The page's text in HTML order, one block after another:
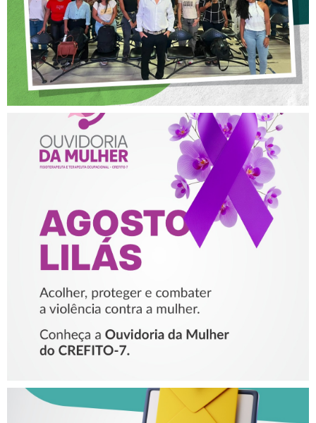
AGOSTO LILÁS – ACOLHER,
PROTEGER E COMBATER A
VIOLÊNCIA CONTRA A
MULHER